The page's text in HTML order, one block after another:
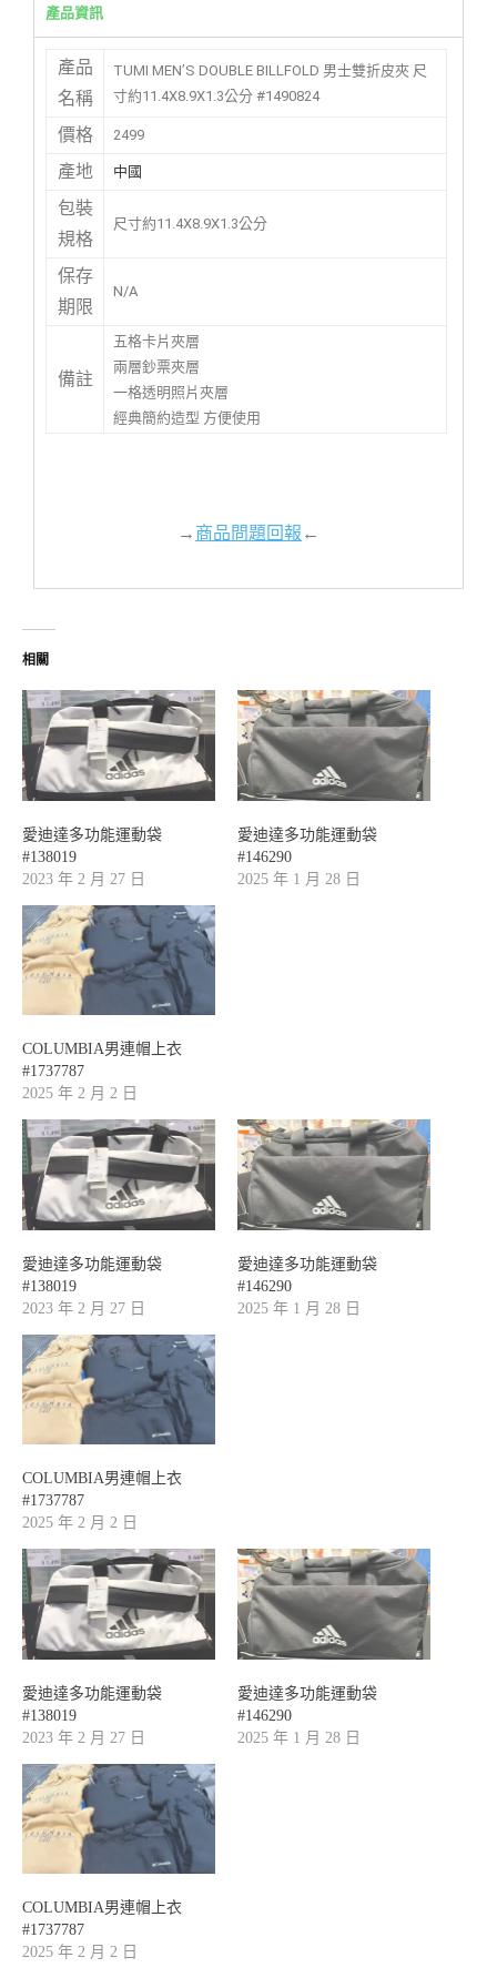
產品資訊
產品
名稱
TUMI MEN’S DOUBLE BILLFOLD 男士雙折皮夾 尺
寸約11.4X8.9X1.3公分 #1490824
價格 2499
產地 中國
包裝
規格
尺寸約11.4X8.9X1.3公分
保存
期限
N/A
備註
五格卡片夾層
兩層鈔票夾層
一格透明照片夾層
經典簡約造型 方便使用
→商品問題回報←
相關
愛迪達多功能運動袋
#138019
2023 年 2 月 27 日
愛迪達多功能運動袋
#146290
2025 年 1 月 28 日
COLUMBIA男連帽上衣
#1737787
2025 年 2 月 2 日
愛迪達多功能運動袋
#138019
2023 年 2 月 27 日
愛迪達多功能運動袋
#146290
2025 年 1 月 28 日
COLUMBIA男連帽上衣
#1737787
2025 年 2 月 2 日
愛迪達多功能運動袋
#138019
2023 年 2 月 27 日
愛迪達多功能運動袋
#146290
2025 年 1 月 28 日
COLUMBIA男連帽上衣
#1737787
2025 年 2 月 2 日